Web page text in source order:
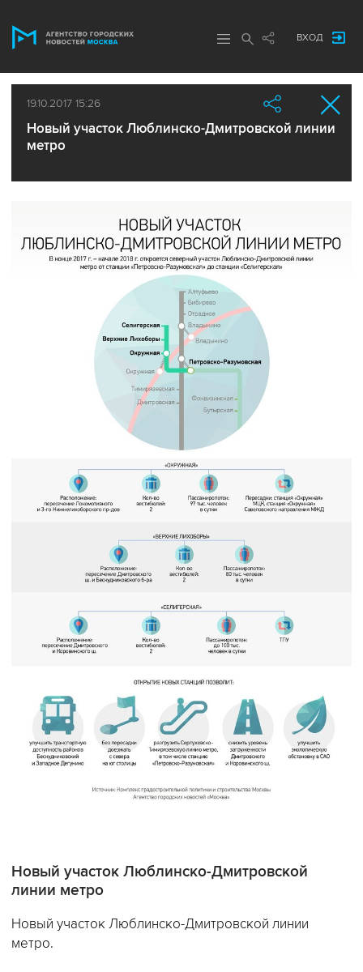
ВХОД
19.10.2017 15:26
Новый участок Люблинско-Дмитровской линии
метро
Новый участок Люблинско-Дмитровской
линии метро
Новый участок Люблинско-Дмитровской линии
метро.